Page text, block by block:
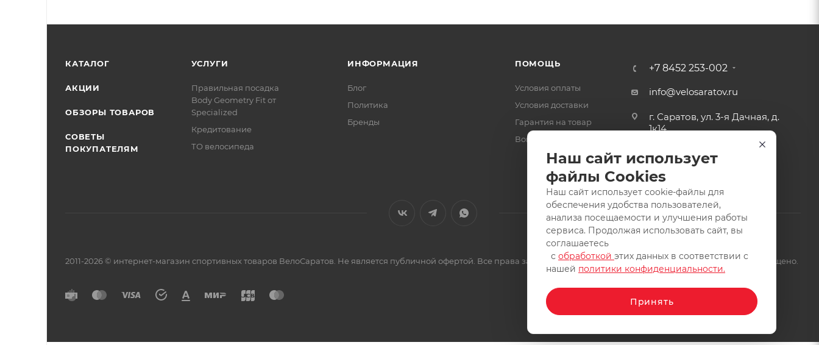
КАТАЛОГ
АКЦИИ
ОБЗОРЫ ТОВАРОВ
СОВЕТЫ
ПОКУПАТЕЛЯМ
УСЛУГИ
Правильная посадка
Body Geometry Fit от
Specialized
Кредитование
ТО велосипеда
ИНФОРМАЦИЯ
Блог
Политика
Бренды
ПОМОЩЬ
Условия оплаты
Условия доставки
Гарантия на товар
Вопрос-ответ
+7 8452 253-002
info@velosaratov.ru
г. Саратов, ул. 3-я Дачная, д.
1к14
2011-2026 © интернет-магазин спортивных товаров ВелоСаратов. Не является публичной офертой. Все права защищены. Заимствование материалов и фотографий запрещено.
Наш сайт использует
файлы Cookies
Наш сайт использует cookie-файлы для
обеспечения удобства пользователей,
анализа посещаемости и улучшения работы
сервиса. Продолжая использовать сайт, вы
соглашаетесь
с обработкой этих данных в соответствии с
нашей политики конфиденциальности.
Принять